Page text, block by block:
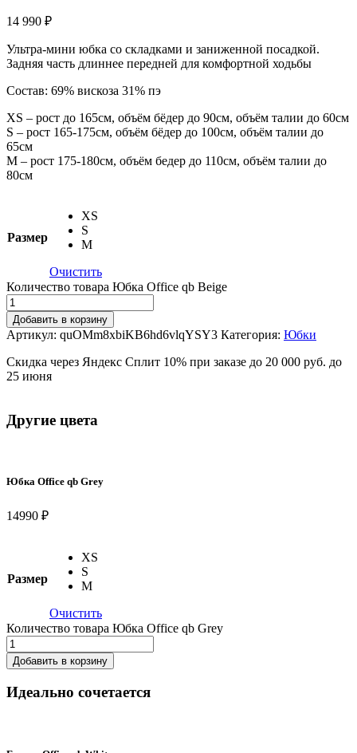
14 990 ₽
Ультра-мини юбка со складками и заниженной посадкой.
Задняя часть длиннее передней для комфортной ходьбы
Состав: 69% вискоза 31% пэ
XS – рост до 165см, объём бёдер до 90см, объём талии до 60см
S – рост 165-175см, объём бёдер до 100см, объём талии до
65см
M – рост 175-180см, объём бедер до 110см, объём талии до
80см
Размер
XS
S
M
Очистить
Количество товара Юбка Office qb Beige
Добавить в корзину
Артикул: quOMm8xbiKB6hd6vlqYSY3 Категория: Юбки
Скидка через Яндекс Сплит 10% при заказе до 20 000 руб. до
25 июня
Другие цвета
Юбка Office qb Grey
14990 ₽
Размер
XS
S
M
Очистить
Количество товара Юбка Office qb Grey
Добавить в корзину
Идеально сочетается